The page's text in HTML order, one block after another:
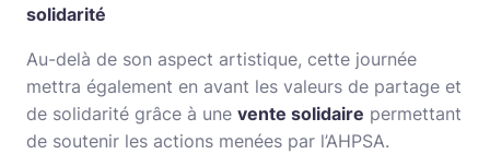
solidarité
Au-delà de son aspect artistique, cette journée
mettra également en avant les valeurs de partage et
de solidarité grâce à une vente solidaire permettant
de soutenir les actions menées par l’AHPSA.